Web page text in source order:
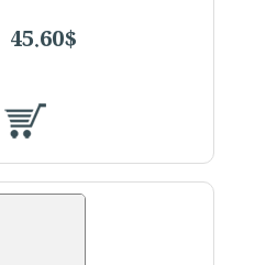
45.60$